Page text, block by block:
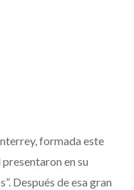
formada este
en su
Después de esa gran